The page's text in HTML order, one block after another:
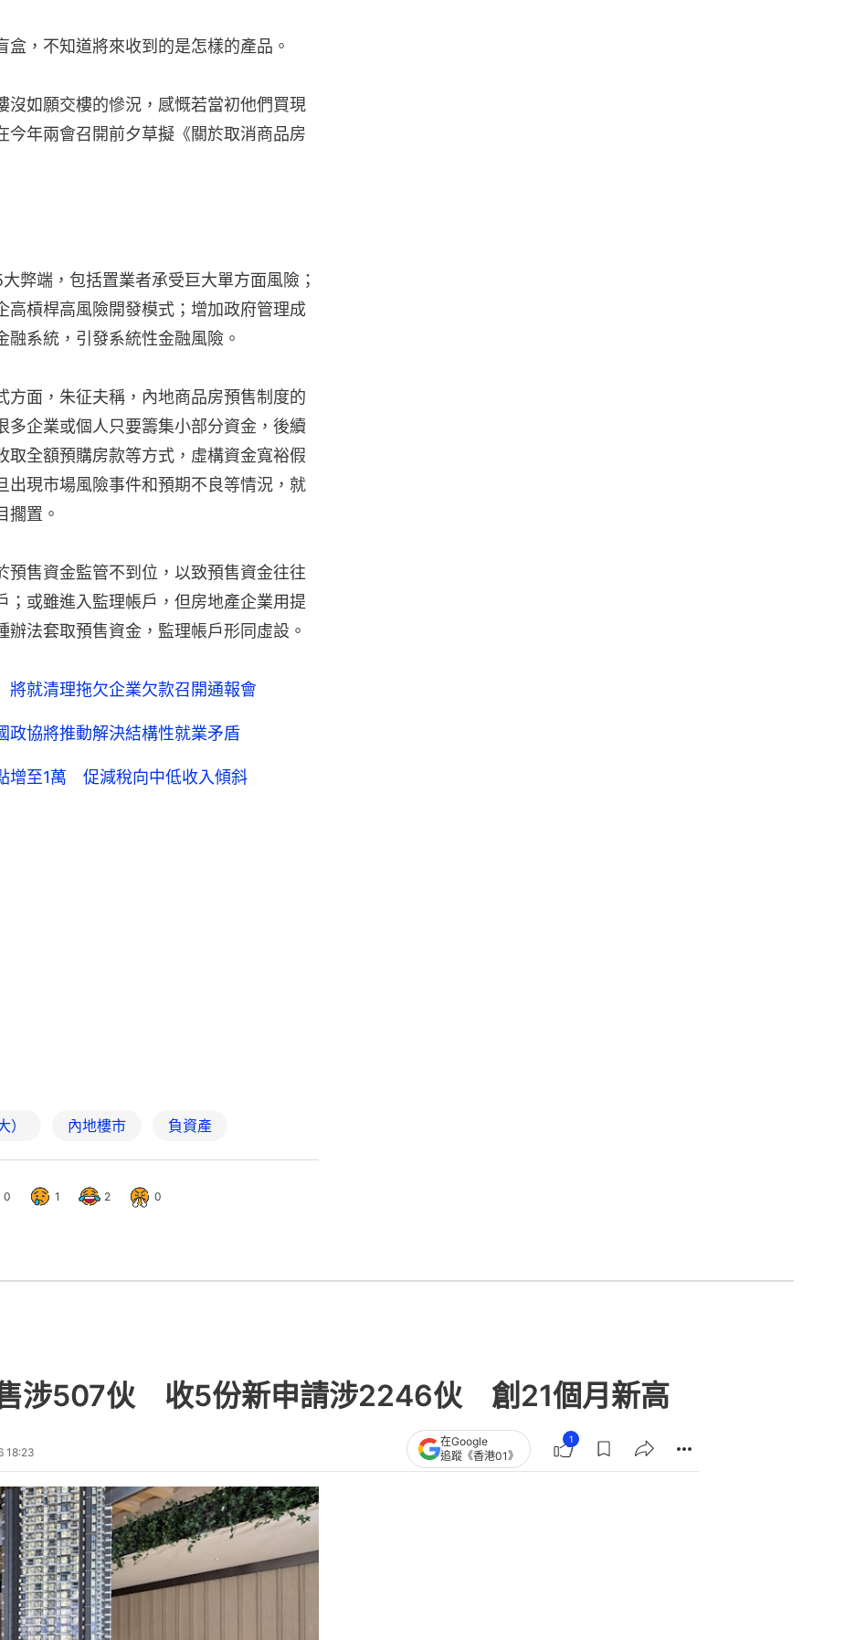
，不知道將來收到的是怎樣的產品。
沒如願交樓的慘況，感慨若當初他們買現
今年兩會召開前夕草擬《關於取消商品房
弊端，包括置業者承受巨大單方面風險；
高槓桿高風險開發模式；增加政府管理成
系統，引發系統性金融風險。
方面，朱征夫稱，內地商品房預售制度的
多企業或個人只要籌集小部分資金，後續
取全額預購房款等方式，虛構資金寬裕假
出現市場風險事件和預期不良等情況，就
擱置。
預售資金監管不到位，以致預售資金往往
；或雖進入監理帳戶，但房地產企業用提
法套取預售資金，監理帳戶形同虛設。
就清理拖欠企業欠款召開通報會
協將推動解決結構性就業矛盾
增至1萬 促減稅向中低收入傾斜
內地樓市 負資產
0 1 2 0
涉507伙 收5份新申請涉2246伙 創21個月新高
在Google
追蹤《香港01》